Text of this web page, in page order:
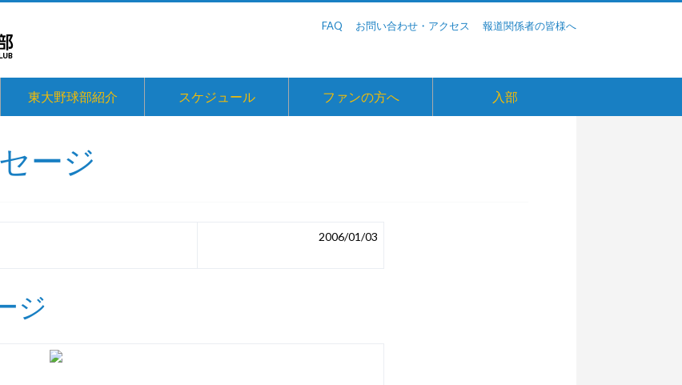
FAQ お問い合わせ・アクセス 報道関係者の皆様へ
東大野球部紹介 スケジュール ファンの方へ 入部
ージ
2006/01/03
ジ